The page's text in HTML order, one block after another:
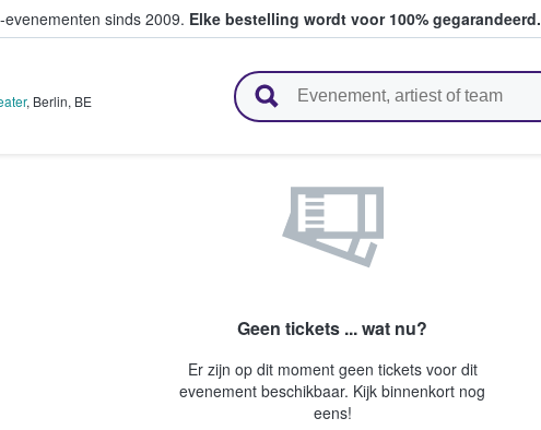
sinds 2009. Elke bestelling wordt voor 100% gegarandeerd.
kopen en verkopen
, Berlin, BE
Geen tickets ... wat nu?
Er zijn op dit moment geen tickets voor dit
evenement beschikbaar. Kijk binnenkort nog
eens!